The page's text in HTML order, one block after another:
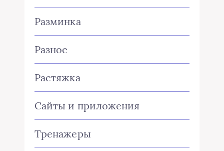
Разминка
Разное
Растяжка
Сайты и приложения
Тренажеры